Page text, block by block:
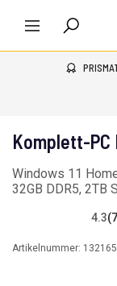
Komplett-PC
Windows 11
32GB DDR5, 2TB
4.3
Artikelnummer: